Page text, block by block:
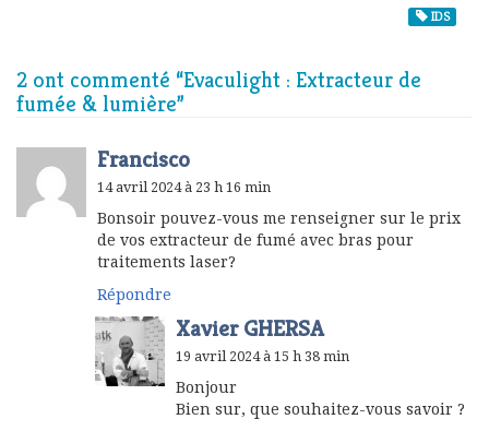
IDS
2 ont commenté “Evaculight : Extracteur de
fumée & lumière”
Francisco
14 avril 2024 à 23 h 16 min
Bonsoir pouvez-vous me renseigner sur le prix
de vos extracteur de fumé avec bras pour
traitements laser?
Répondre
Xavier GHERSA
19 avril 2024 à 15 h 38 min
Bonjour
Bien sur, que souhaitez-vous savoir ?